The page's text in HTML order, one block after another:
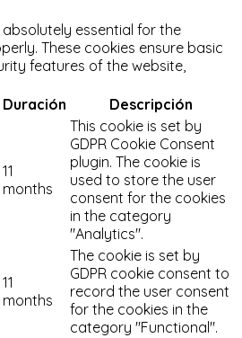
essential for the
These cookies ensure basic
features of the website,
Duración Descripción
11
months
This cookie is set by
GDPR Cookie Consent
plugin. The cookie is
used to store the user
consent for the cookies
in the category
"Analytics".
11
months
The cookie is set by
GDPR cookie consent to
record the user consent
for the cookies in the
category "Functional".